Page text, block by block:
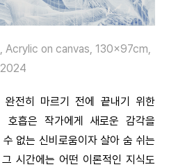
on canvas, 130x97cm,
2024
완전히 마르기 전에 끝내기 위한
호흡은 작가에게 새로운 감각을
없는 신비로움이자 살아 숨 쉬는
시간에는 어떤 이론적인 지식도